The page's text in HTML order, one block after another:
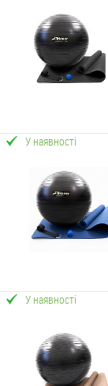
У наявності
У наявності